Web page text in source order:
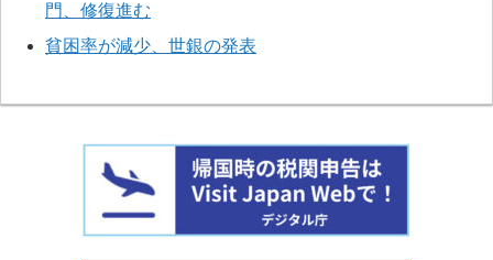
門、修復進む
貧困率が減少、世銀の発表